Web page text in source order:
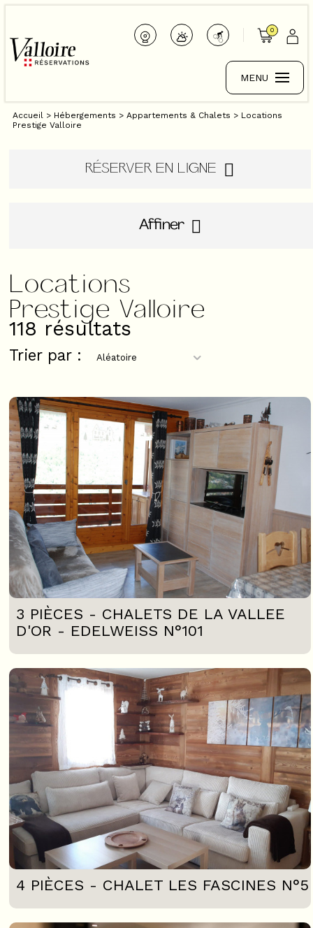
0
MENU
Accueil > Hébergements > Appartements & Chalets > Locations
Prestige Valloire
RÉSERVER EN LIGNE
Affiner
Locations
Prestige Valloire
118 résultats
Trier par :
3 PIÈCES - CHALETS DE LA VALLEE
D'OR - EDELWEISS N°101
4 PIÈCES - CHALET LES FASCINES N°5